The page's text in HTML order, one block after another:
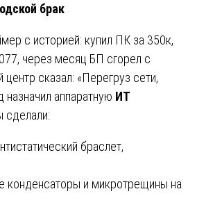
брак
с историей: купил ПК за 350к,
через месяц БП сгорел с
сказал: «Перегруз сети,
аппаратную ИТ
сделали:
браслет,
конденсаторы и микротрещины на